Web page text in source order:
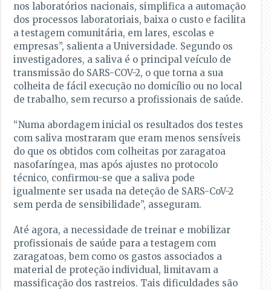
nos laboratórios nacionais, simplifica a automação
dos processos laboratoriais, baixa o custo e facilita
a testagem comunitária, em lares, escolas e
empresas”, salienta a Universidade. Segundo os
investigadores, a saliva é o principal veículo de
transmissão do SARS-COV-2, o que torna a sua
colheita de fácil execução no domicílio ou no local
de trabalho, sem recurso a profissionais de saúde.
“Numa abordagem inicial os resultados dos testes
com saliva mostraram que eram menos sensíveis
do que os obtidos com colheitas por zaragatoa
nasofaríngea, mas após ajustes no protocolo
técnico, confirmou-se que a saliva pode
igualmente ser usada na deteção de SARS-CoV-2
sem perda de sensibilidade”, asseguram.
Até agora, a necessidade de treinar e mobilizar
profissionais de saúde para a testagem com
zaragatoas, bem como os gastos associados a
material de proteção individual, limitavam a
massificação dos rastreios. Tais dificuldades são